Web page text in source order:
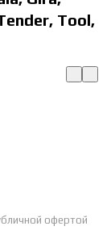
Tool,
офертой